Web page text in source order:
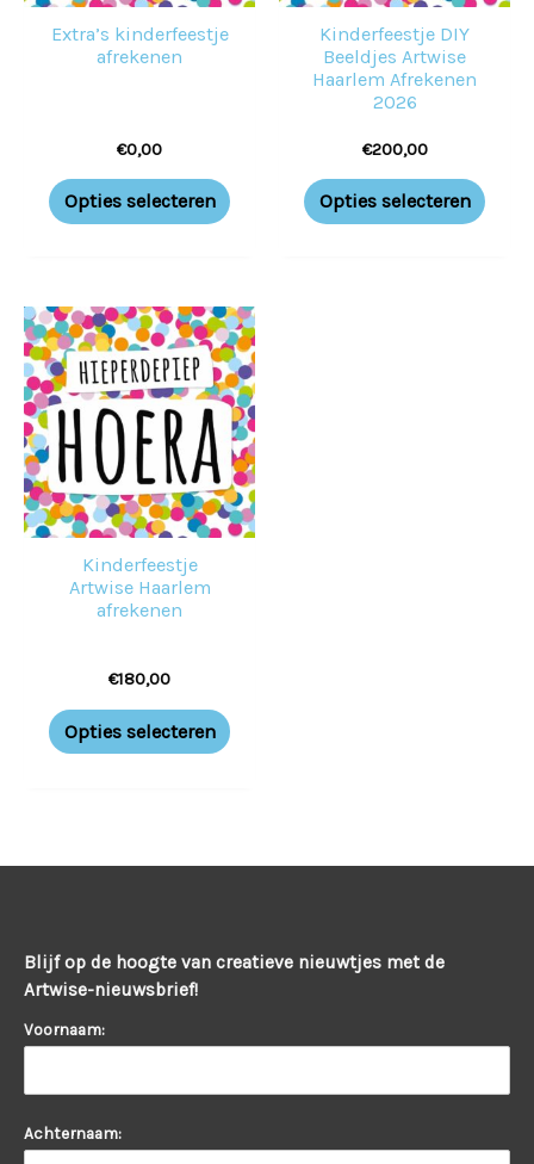
Extra’s kinderfeestje
afrekenen
€0,00
Opties selecteren
Kinderfeestje DIY
Beeldjes Artwise
Haarlem Afrekenen
2026
€200,00
Opties selecteren
Kinderfeestje
Artwise Haarlem
afrekenen
€180,00
Opties selecteren
Blijf op de hoogte van creatieve nieuwtjes met de
Artwise-nieuwsbrief!
Voornaam:
Achternaam: